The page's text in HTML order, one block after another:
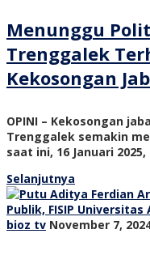
Menunggu
Trenggalek
Kekosongan
OPINI – Kekosongan
Trenggalek semakin
saat ini, 16 Januari
Selanjutnya
bioz tv November 7,